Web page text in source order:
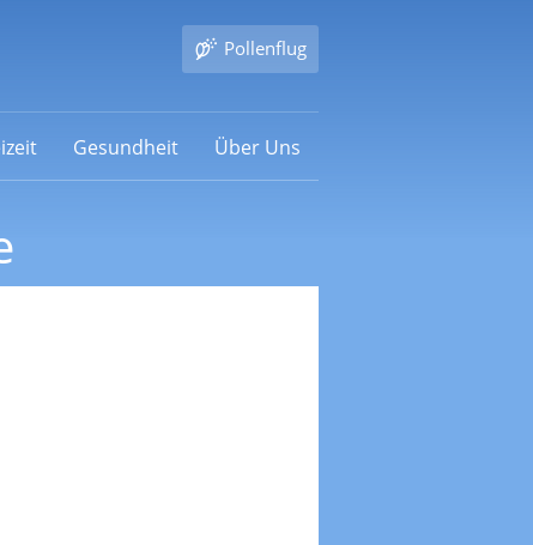
Pollenflug
Gesundheit Über Uns